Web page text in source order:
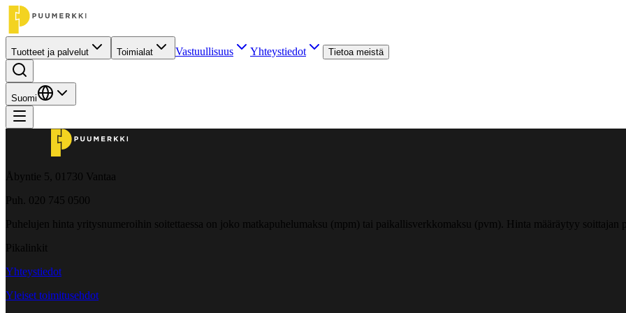
Tuotteet ja palvelut Toimialat Vastuullisuus Yhteystiedot Tietoa meistä
Suomi
Åbyntie 5, 01730 Vantaa
Puh. 020 745 0500
Puhelujen hinta yritysnumeroihin soitettaessa on joko matkapuhelumaksu (mpm) tai paikallisverkkomaksu (pvm). Hinta määräytyy soittajan
Pikalinkit
Yhteystiedot
Yleiset toimitusehdot